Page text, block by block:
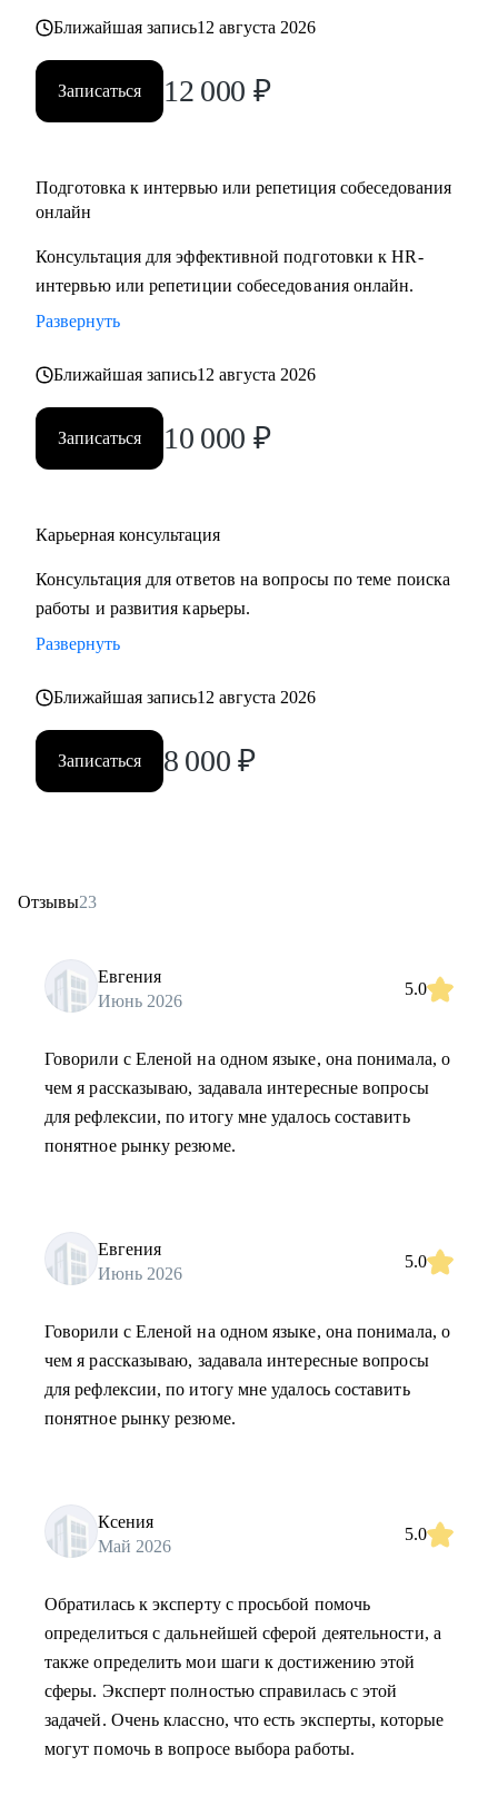
Ближайшая запись12 августа 2026
Записаться 12 000 ₽
Подготовка к интервью или репетиция собеседования
онлайн
Консультация для эффективной подготовки к HR-
интервью или репетиции собеседования онлайн.
Развернуть
Ближайшая запись12 августа 2026
Записаться 10 000 ₽
Карьерная консультация
Консультация для ответов на вопросы по теме поиска
работы и развития карьеры.
Развернуть
Ближайшая запись12 августа 2026
Записаться 8 000 ₽
Отзывы23
Евгения
Июнь 2026
5.0
Говорили с Еленой на одном языке, она понимала, о
чем я рассказываю, задавала интересные вопросы
для рефлексии, по итогу мне удалось составить
понятное рынку резюме.
Евгения
Июнь 2026
5.0
Говорили с Еленой на одном языке, она понимала, о
чем я рассказываю, задавала интересные вопросы
для рефлексии, по итогу мне удалось составить
понятное рынку резюме.
Ксения
Май 2026
5.0
Обратилась к эксперту с просьбой помочь
определиться с дальнейшей сферой деятельности, а
также определить мои шаги к достижению этой
сферы. Эксперт полностью справилась с этой
задачей. Очень классно, что есть эксперты, которые
могут помочь в вопросе выбора работы.